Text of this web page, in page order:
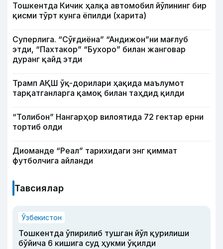
Тошкентда Кичик ҳалқа автомобил йўлининг бир
қисми тўрт кунга ёпилди (харита)
Суперлига. “Сўғдиёна” “Андижон”ни мағлуб
этди, “Пахтакор” “Бухоро” билан жанговар
дуранг қайд этди
Трамп АҚШ ўқ-дорилари ҳақида маълумот
тарқатганларга қамоқ билан таҳдид қилди
“Толибон” Нангарҳор вилоятида 72 гектар ерни
тортиб олди
Диоманде “Реал” тарихидаги энг қиммат
футболчига айланди
Тавсиялар
Ўзбекистон
Тошкентда ўпирилиб тушган йўл қурилиши
бўйича 6 кишига суд ҳукми ўқилди